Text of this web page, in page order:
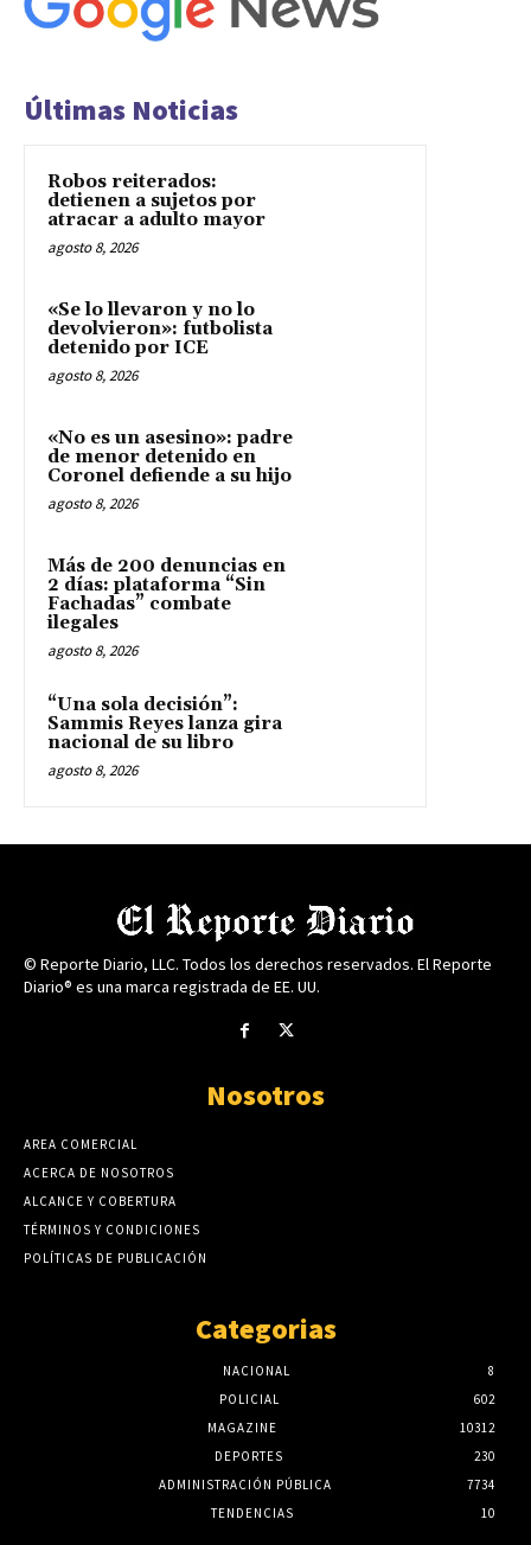
Últimas Noticias
Robos reiterados:
detienen a sujetos por
atracar a adulto mayor
agosto 8, 2026
«Se lo llevaron y no lo
devolvieron»: futbolista
detenido por ICE
agosto 8, 2026
«No es un asesino»: padre
de menor detenido en
Coronel defiende a su hijo
agosto 8, 2026
Más de 200 denuncias en
2 días: plataforma “Sin
Fachadas” combate
ilegales
agosto 8, 2026
“Una sola decisión”:
Sammis Reyes lanza gira
nacional de su libro
agosto 8, 2026
© Reporte Diario, LLC. Todos los derechos reservados. El Reporte
Diario® es una marca registrada de EE. UU.
Nosotros
AREA COMERCIAL
ACERCA DE NOSOTROS
ALCANCE Y COBERTURA
TÉRMINOS Y CONDICIONES
POLÍTICAS DE PUBLICACIÓN
Categorias
NACIONAL
8
POLICIAL
602
MAGAZINE
10312
DEPORTES
230
ADMINISTRACIÓN PÚBLICA
7734
TENDENCIAS
10